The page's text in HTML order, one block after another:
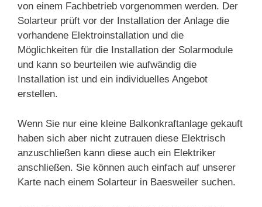
von einem Fachbetrieb vorgenommen werden. Der
Solarteur prüft vor der Installation der Anlage die
vorhandene Elektroinstallation und die
Möglichkeiten für die Installation der Solarmodule
und kann so beurteilen wie aufwändig die
Installation ist und ein individuelles Angebot
erstellen.
Wenn Sie nur eine kleine Balkonkraftanlage gekauft
haben sich aber nicht zutrauen diese Elektrisch
anzuschließen kann diese auch ein Elektriker
anschließen. Sie können auch einfach auf unserer
Karte nach einem Solarteur in Baesweiler suchen.